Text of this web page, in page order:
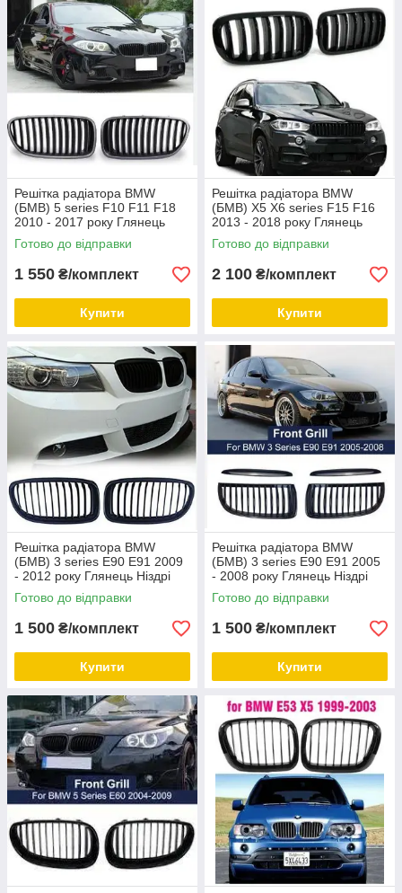
Решітка радіатора BMW
(БМВ) 5 series F10 F11 F18
2010 - 2017 року Глянець
Ніздрі BMW F10 F11 F18
2010 - 2017
Готово до відправки
1 550 ₴/комплект
Купити
Решітка радіатора BMW
(БМВ) X5 X6 series F15 F16
2013 - 2018 року Глянець
Ніздрі BMW F15 F16 2013 -
2018
Готово до відправки
2 100 ₴/комплект
Купити
Решітка радіатора BMW
(БМВ) 3 series E90 E91 2009
- 2012 року Глянець Ніздрі
BMW E90 2009 - 2012
Готово до відправки
1 500 ₴/комплект
Купити
Решітка радіатора BMW
(БМВ) 3 series E90 E91 2005
- 2008 року Глянець Ніздрі
BMW E90 2005 - 2008
Готово до відправки
1 500 ₴/комплект
Купити